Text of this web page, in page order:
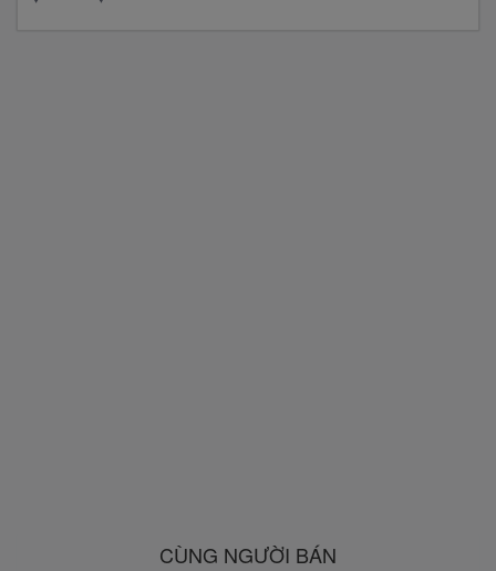
CÙNG NGƯỜI BÁN